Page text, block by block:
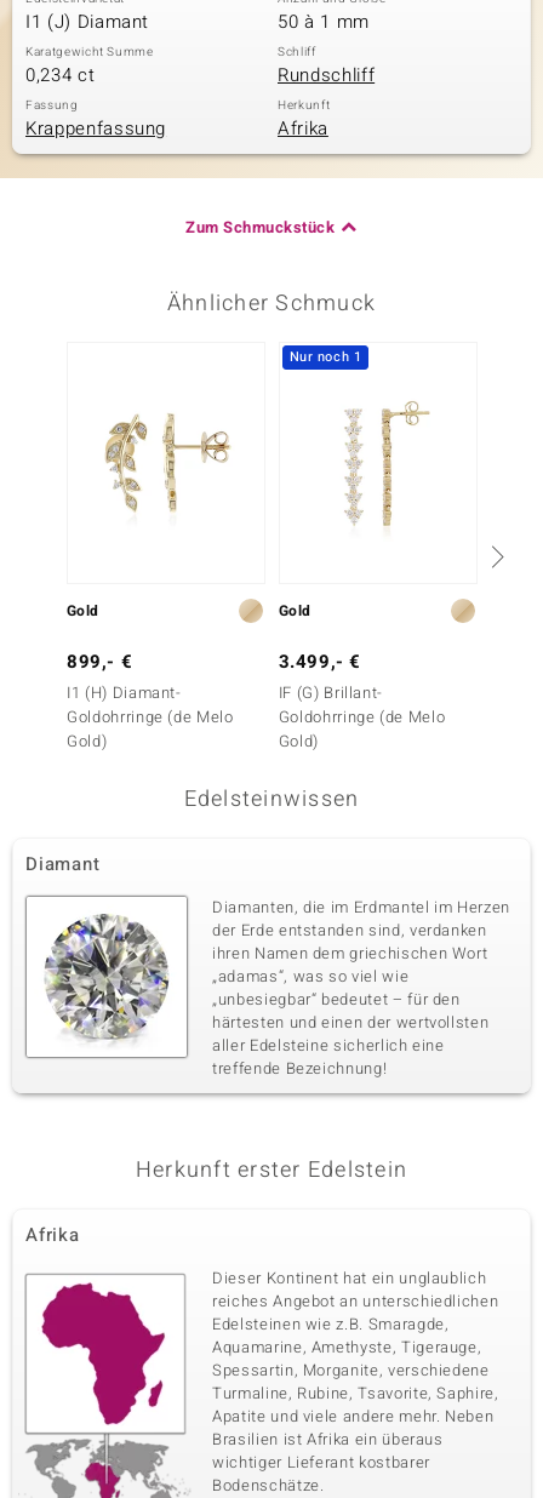
I1 (J) Diamant 50 à 1 mm
Karatgewicht Summe
0,234 ct
Schliff
Rundschliff
Fassung
Krappenfassung
Herkunft
Afrika
Zum Schmuckstück
Ähnlicher Schmuck
Gold
899,- €
I1 (H) Diamant-
Goldohrringe (de Melo
Gold)
Nur noch 1
Gold
3.499,- €
IF (G) Brillant-
Goldohrringe (de Melo
Gold)
Edelsteinwissen
Diamant
Diamanten, die im Erdmantel im Herzen
der Erde entstanden sind, verdanken
ihren Namen dem griechischen Wort
„adamas“, was so viel wie
„unbesiegbar“ bedeutet – für den
härtesten und einen der wertvollsten
aller Edelsteine sicherlich eine
treffende Bezeichnung!
Herkunft erster Edelstein
Afrika
Dieser Kontinent hat ein unglaublich
reiches Angebot an unterschiedlichen
Edelsteinen wie z.B. Smaragde,
Aquamarine, Amethyste, Tigerauge,
Spessartin, Morganite, verschiedene
Turmaline, Rubine, Tsavorite, Saphire,
Apatite und viele andere mehr. Neben
Brasilien ist Afrika ein überaus
wichtiger Lieferant kostbarer
Bodenschätze.